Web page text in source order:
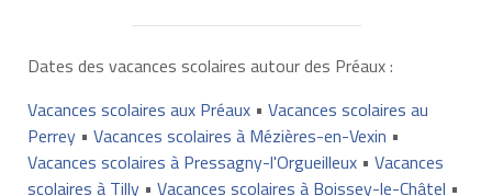
Dates des vacances scolaires autour des Préaux :
Vacances scolaires aux Préaux• Vacances scolaires au
Perrey• Vacances scolaires à Mézières-en-Vexin •
Vacances scolaires à Pressagny-l'Orgueilleux• Vacances
scolaires à Tilly• Vacances scolaires à Boissey-le-Châtel •